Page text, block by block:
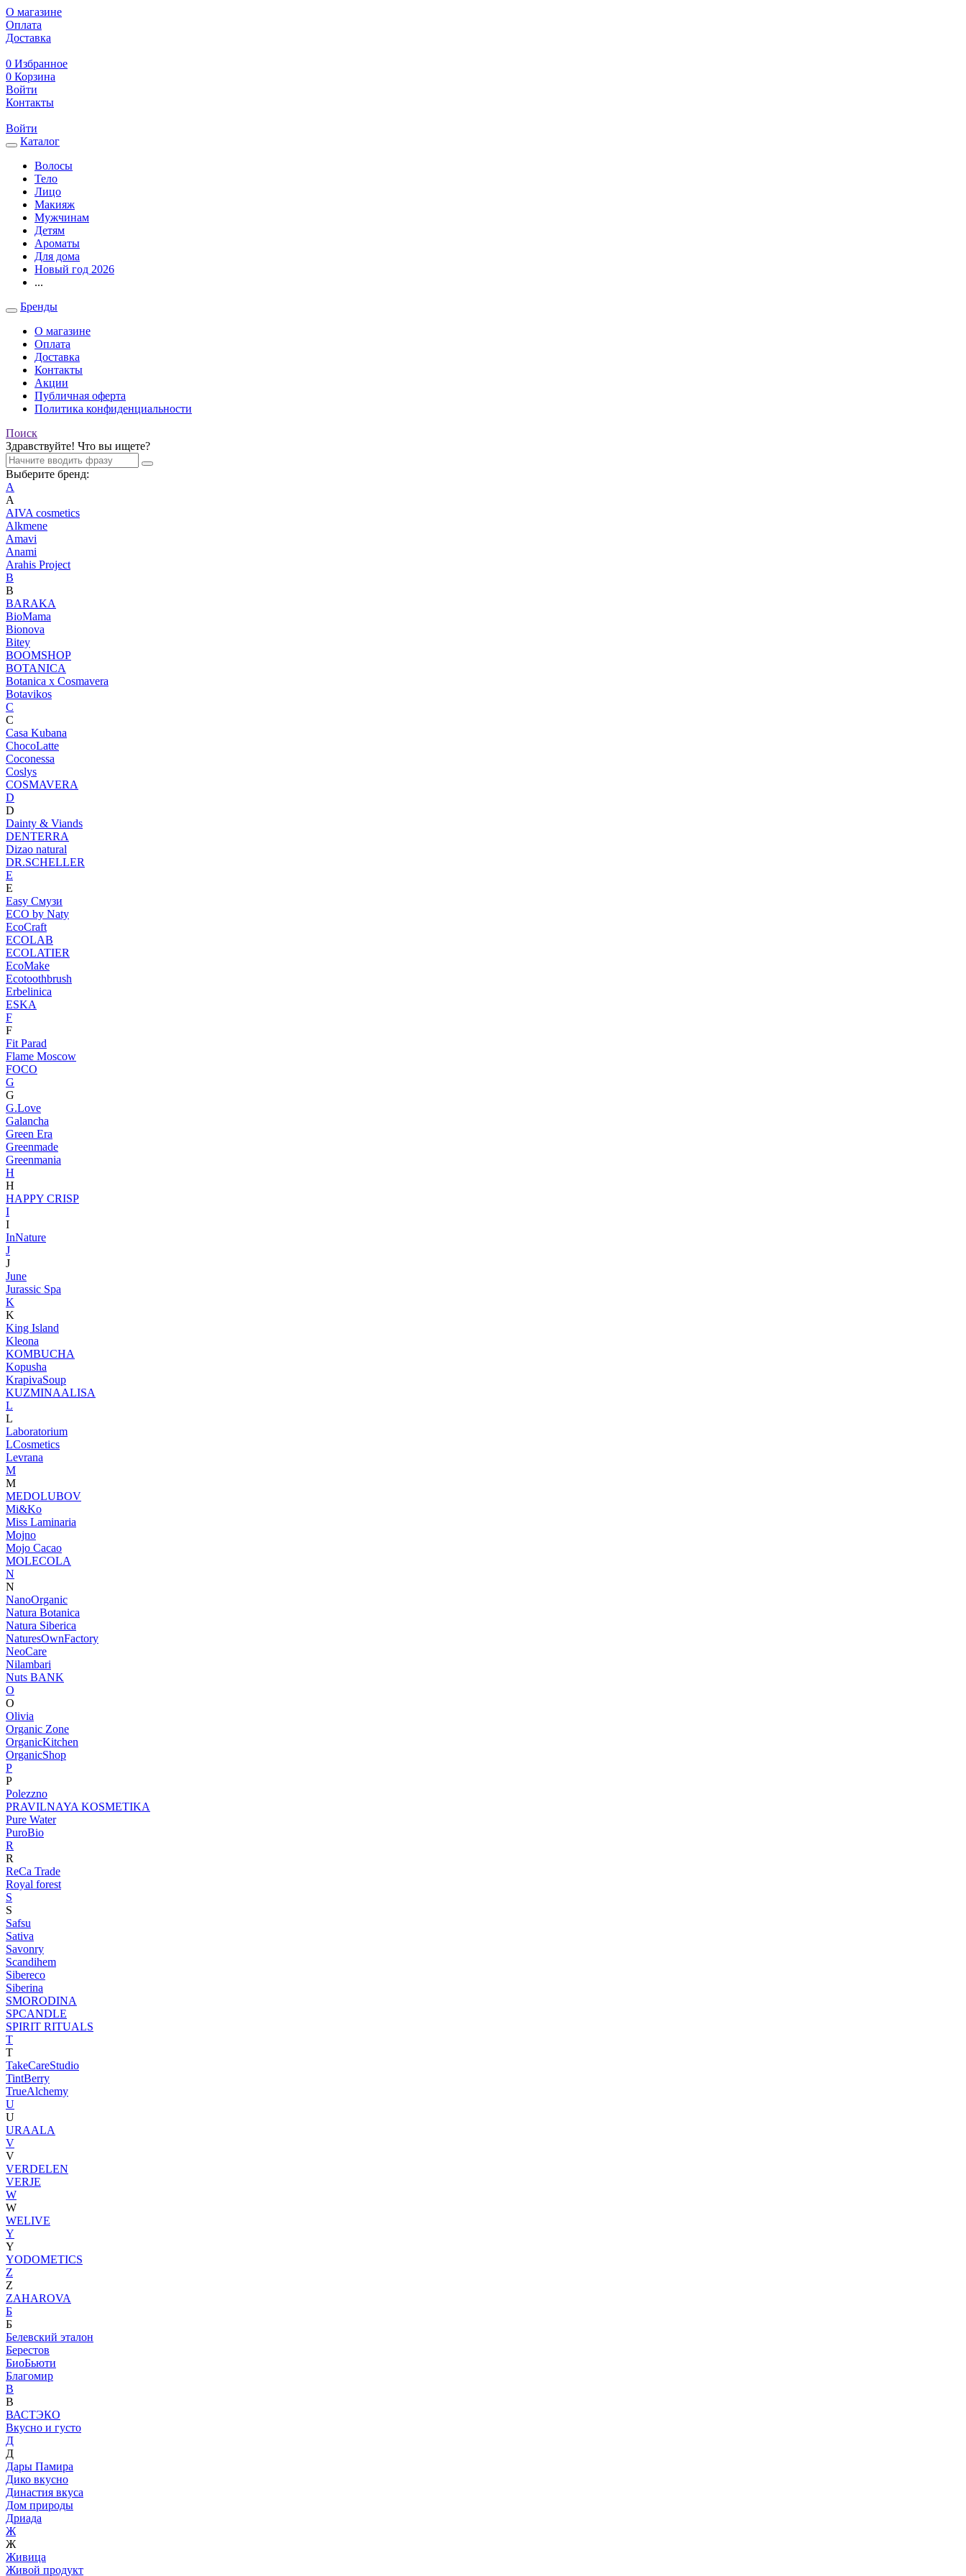
О магазине
Оплата
Доставка
0 Избранное
0 Корзина
Войти
Контакты
Войти
Каталог
Волосы
Тело
Лицо
Макияж
Мужчинам
Детям
Ароматы
Для дома
Новый год 2026
...
Бренды
О магазине
Оплата
Доставка
Контакты
Акции
Публичная оферта
Политика конфиденциальности
Поиск
Здравствуйте! Что вы ищете?
Выберите бренд:
A
A
AIVA cosmetics
Alkmene
Amavi
Anami
Arahis Project
B
B
BARAKA
BioMama
Bionova
Bitey
BOOMSHOP
BOTANICA
Botanica х Cosmavera
Botavikos
C
C
Casa Kubana
ChocoLatte
Coconessa
Coslys
COSMAVERA
D
D
Dainty & Viands
DENTERRA
Dizao natural
DR.SCHELLER
E
E
Easy Смузи
ECO by Naty
EcoCraft
ECOLAB
ECOLATIER
EcoMake
Ecotoothbrush
Erbelinica
ESKA
F
F
Fit Parad
Flame Moscow
FOCO
G
G
G.Love
Galancha
Green Era
Greenmade
Greenmania
H
H
HAPPY CRISP
I
I
InNature
J
J
June
Jurassic Spa
K
K
King Island
Kleona
KOMBUCHA
Kopusha
KrapivaSoup
KUZMINAALISA
L
L
Laboratorium
LCosmetics
Levrana
M
M
MEDOLUBOV
Mi&Ko
Miss Laminaria
Mojno
Mojo Cacao
MOLECOLA
N
N
NanoOrganic
Natura Botanica
Natura Siberica
NaturesOwnFactory
NeoCare
Nilambari
Nuts BANK
O
O
Olivia
Organic Zone
OrganicKitchen
OrganicShop
P
P
Polezzno
PRAVILNAYA KOSMETIKA
Pure Water
PuroBio
R
R
ReCa Trade
Royal forest
S
S
Safsu
Sativa
Savonry
Scandihem
Sibereco
Siberina
SMORODINA
SPCANDLE
SPIRIT RITUALS
T
T
TakeCareStudio
TintBerry
TrueAlchemy
U
U
URAALA
V
V
VERDELEN
VERJE
W
W
WELIVE
Y
Y
YODOMETICS
Z
Z
ZAHAROVA
Б
Б
Белевский эталон
Берестов
БиоБьюти
Благомир
В
В
ВАСТЭКО
Вкусно и густо
Д
Д
Дары Памира
Дико вкусно
Династия вкуса
Дом природы
Дриада
Ж
Ж
Живица
Живой продукт